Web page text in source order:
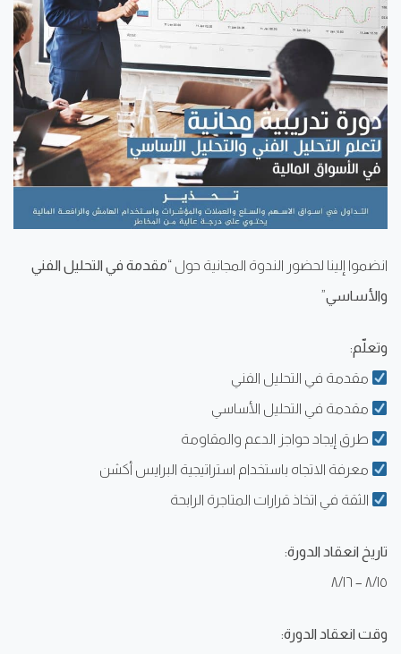
انضموا إلينا لحضور الندوة المجانية حول “مقدمة في التحليل الفني
والأساسي”
وتعلّم:
مقدمة في التحليل الفني
مقدمة في التحليل الأساسي
طرق إيجاد حواجز الدعم والمقاومة
معرفة الاتجاه باستخدام استراتيجية البرايس أكشن
الثقة في اتخاذ قرارات المتاجرة الرابحة
تاريخ انعقاد الدورة:
٨/١٥ – ٨/١٦
وقت انعقاد الدورة: